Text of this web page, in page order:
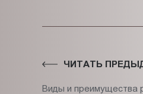
ЧИТАТЬ
Виды и преимущества